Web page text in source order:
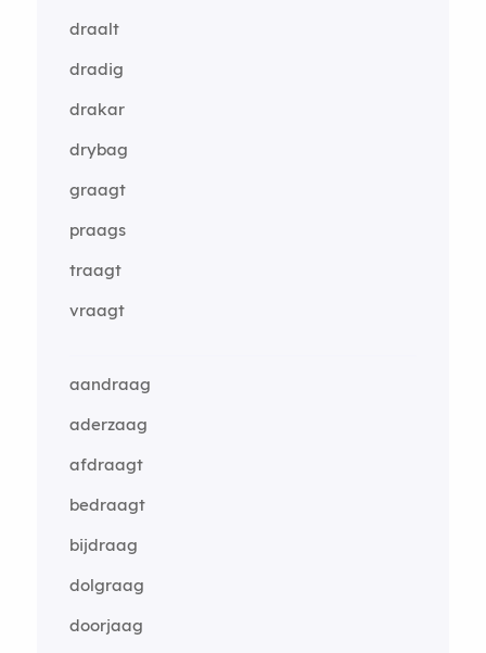
draalt
dradig
drakar
drybag
graagt
praags
traagt
vraagt
aandraag
aderzaag
afdraagt
bedraagt
bijdraag
dolgraag
doorjaag